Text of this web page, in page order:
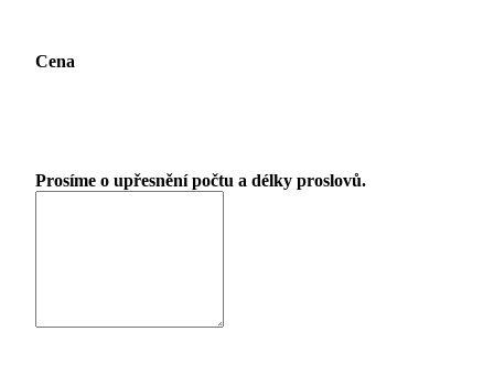
Cena
Prosíme o upřesnění počtu a délky proslovů.